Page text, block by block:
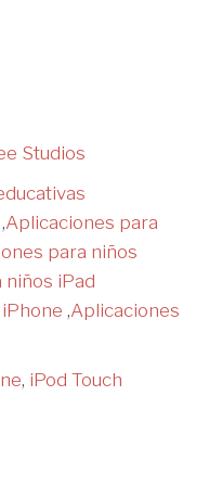
Studios
,Aplicaciones para
para niños
niños iPad
,Aplicaciones
, iPod Touch